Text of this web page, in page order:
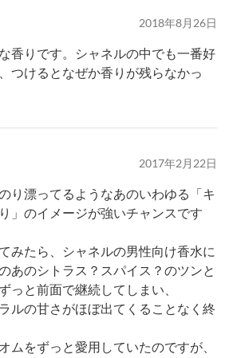
2018年8月26日
香りです。シャネルの中でも一番好
つけるとなぜか香りが残らなかっ
2017年2月22日
り漂ってるようなあのいわゆる「キ
」のイメージが強いチャンスです
みたら、シャネルの男性向け香水に
あのシトラス？スパイス？のツンと
っと前面で継続してしまい、
ルの甘さがほぼ出てくることなく終
ムをずっと愛用していたのですが、